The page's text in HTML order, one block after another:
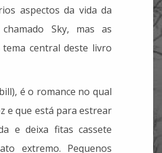
aspectos da vida da
Sky, mas as
central deste livro
é o romance no qual
e que está para estrear
e deixa fitas cassete
extremo. Pequenos